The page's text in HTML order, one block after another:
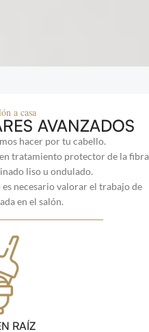
a casa
AVANZADOS
hacer por tu cabello.
tratamiento protector de la fibra
liso u ondulado.
necesario valorar el trabajo de
en el salón.
RAÍZ